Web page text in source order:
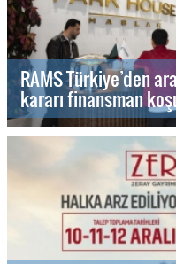
RAMS Türkiye’den
kararı finansman